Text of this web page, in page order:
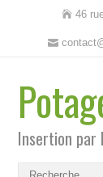
46
Insertion par